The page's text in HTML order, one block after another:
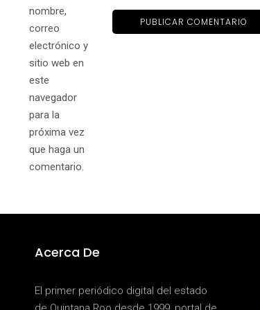
nombre,
correo
electrónico y
sitio web en
este
navegador
para la
próxima vez
que haga un
comentario.
Acerca De
El primer periódico digital del estado